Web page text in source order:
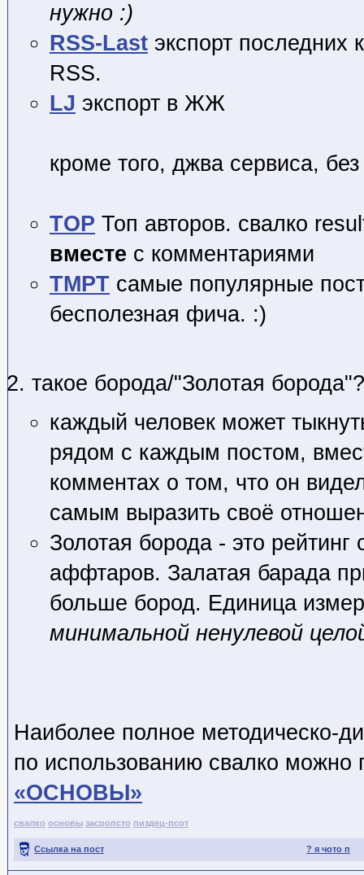
нужно :)
RSS-Last экспорт
RSS.
LJ экспорт в ЖЖ
кроме того, джва сервиса,
TOP Топ авторов. свалко
вместе с комментариями
TMPT самые популярные
бесполезная фича. :)
такое борода/"Золотая борода"?
каждый человек может
рядом с каждым постом,
комментах о том, что он
самым выразить своё
Золотая борода - это
аффтаров. Залатая барада
больше бород. Единица
минимальной ненулевой
Наиболее полное методическо-
по использованию свалко можно
«ОСНОВЫ»
свалко основы засропсто пиздец-псот
? я чото п
Ссылка на пост